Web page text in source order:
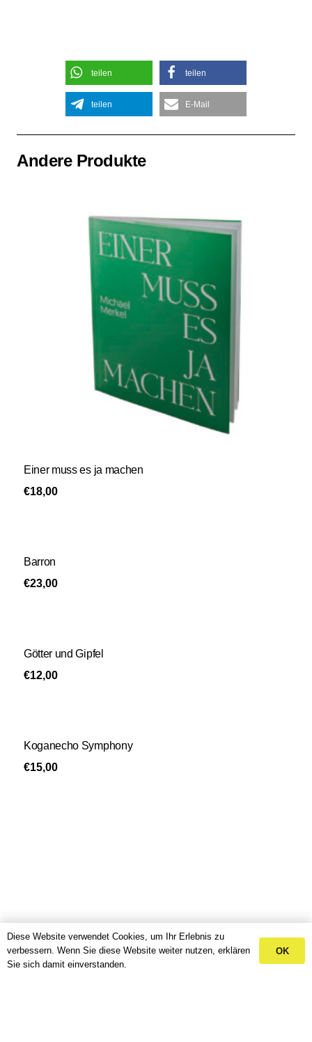
teilen teilen
teilen E-Mail
Andere Produkte
Einer muss es ja machen
€18,00
Barron
€23,00
Götter und Gipfel
€12,00
Koganecho Symphony
€15,00
Diese Website verwendet Cookies, um Ihr Erlebnis zu
verbessern. Wenn Sie diese Website weiter nutzen, erklären
Sie sich damit einverstanden.
OK